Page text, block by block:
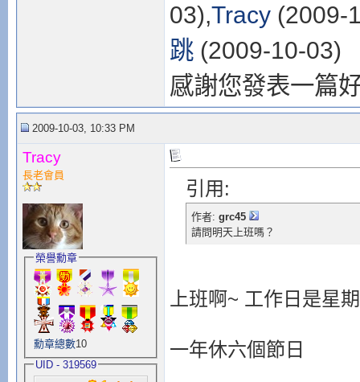
03),Tracy(2009-
跳(2009-10-03)
感謝您發表一篇
2009-10-03, 10:33 PM
Tracy
長老會員
榮譽勳章
勳章總數10
UID - 319569
引用:
作者: grc45
請問明天上班嗎？
上班啊~ 工作日是星
一年休六個節日